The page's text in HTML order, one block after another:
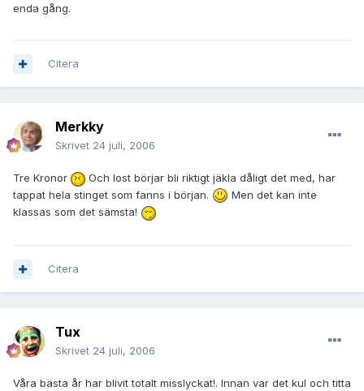
enda gång.
Citera
Merkky
Skrivet 24 juli, 2006
Tre Kronor
Och lost börjar bli riktigt jäkla dåligt det med, har
tappat hela stinget som fanns i början.
Men det kan inte
klassas som det sämsta!
Citera
Tux
Skrivet 24 juli, 2006
Våra bästa år har blivit totalt misslyckat!. Innan var det kul och titta